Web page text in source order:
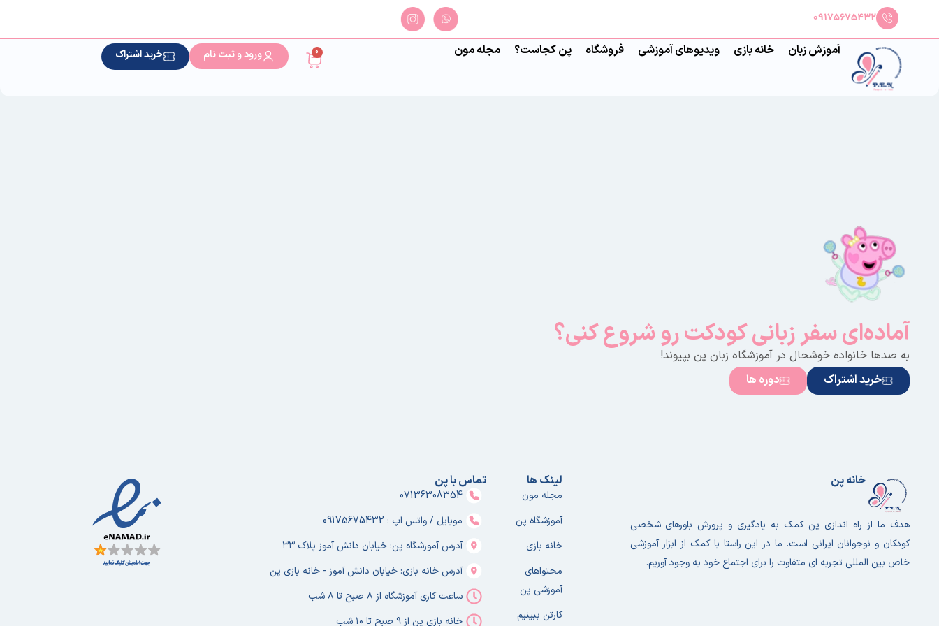
09175675432
آموزش زبان خانه بازی ویدیوهای آموزشی فروشگاه پن کجاست؟ مجله مون 0 ورود و ثبت نام خرید اشتراک
آماده‌ای سفر زبانی کودکت رو شروع کنی؟
به صدها خانواده خوشحال در آموزشگاه زبان پن بپیوند!
خرید اشتراک
دوره ها
خانه پن
هدف ما از راه اندازی پن کمک به یادگیری و پرورش باورهای شخصی
کودکان و نوجوانان ایرانی است. ما در این راستا با کمک از ابزار آموزشی
خاص بین المللی تجربه ای متفاوت را برای اجتماع خود به وجود آوریم.
لینک ها
مجله مون
آموزشگاه پن
خانه بازی
محتواهای
آموزشی پن
کارتن ببینیم
تماس با پن
07136308354
موبایل / واتس اپ : 09175675432
آدرس آموزشگاه پن: خیابان دانش آموز پلاک ۳۳
آدرس خانه بازی: خیابان دانش آموز - خانه بازی پن
ساعت کاری آموزشگاه از ۸ صبح تا ۸ شب
خانه بازی پن از ۹ صبح تا ۱۰ شب